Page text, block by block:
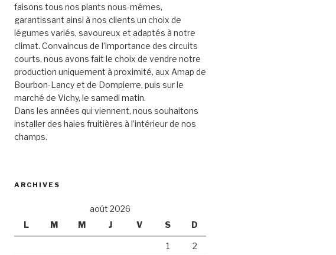
faisons tous nos plants nous-mêmes,
garantissant ainsi à nos clients un choix de
légumes variés, savoureux et adaptés à notre
climat. Convaincus de l’importance des circuits
courts, nous avons fait le choix de vendre notre
production uniquement à proximité, aux Amap de
Bourbon-Lancy et de Dompierre, puis sur le
marché de Vichy, le samedi matin.
Dans les années qui viennent, nous souhaitons
installer des haies fruitières à l’intérieur de nos
champs.
ARCHIVES
août 2026
L
M M J V S D
1
2